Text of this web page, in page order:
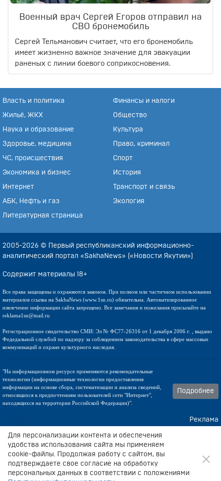
Военный врач Сергей Егоров отправил на
СВО бронемобиль
Сергей Тельманович считает, что его бронемобиль
имеет жизненно важное значение для эвакуации
раненых с линии боевого соприкосновения.
Власть и политика Финансы и налоги
Жильё, ЖКХ Общество
Наука и образование Культура
Здоровье, медицина Право, криминал
ЧС, происшествия Спорт
Экономика и бизнес История
Интернет Транспорт и связь
АБК, Нефть и газ Экология
Литературная страница
2005-2026 © Первый республиканский информационно-
аналитический портал «SakhaNews» («Новости Якутии»)
Содержит материалы 18+
Все права защищены и охраняются законом. При полном или частичном использовании
материалов ссылка на SakhaNews (www.1sn.ru) обязательна. Автоматизированное
извлечение информации сайта запрещено. Все замечания и пожелания присылайте на
reklama1sn@mail.ru
Регистрационное свидетельство СМИ: Эл № ФС77-26316 от 1 декабря 2006 г. , выдано
Федедальной службой по надзору за соблюдением законодательства в сфере массовых
коммуникаций и охране культурного наследия.
"На информационном ресурсе применяются рекомендательные
технологии (информационные технологии предоставления
информации на основе сбора, систематизации и анализа сведений,
относящихся к предпочтениям пользователей сети "Интернет",
находящихся на территории Российской Федерации)".
Подробнее
Реклама
Техническа поддержка
Для персонализации контента и обеспечения
удобства использования сайта мы применяем
cookie-файлы. Продолжая работу с сайтом, вы
подтверждаете свое согласие на обработку
персональных данных в соответствии с положениями